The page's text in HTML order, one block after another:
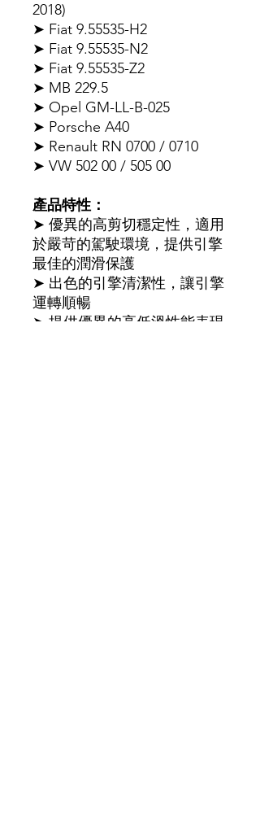
2018)
➤ Fiat 9.55535-H2
➤ Fiat 9.55535-N2
➤ Fiat 9.55535-Z2
➤ MB 229.5
➤ Opel GM-LL-B-025
➤ Porsche A40
➤ Renault RN 0700 / 0710
➤ VW 502 00 / 505 00
產品特性：
➤ 優異的高剪切穩定性，適用
於嚴苛的駕駛環境，提供引擎
最佳的潤滑保護
➤ 出色的引擎清潔性，讓引擎
運轉順暢
➤ 提供優異的高低溫性能表現